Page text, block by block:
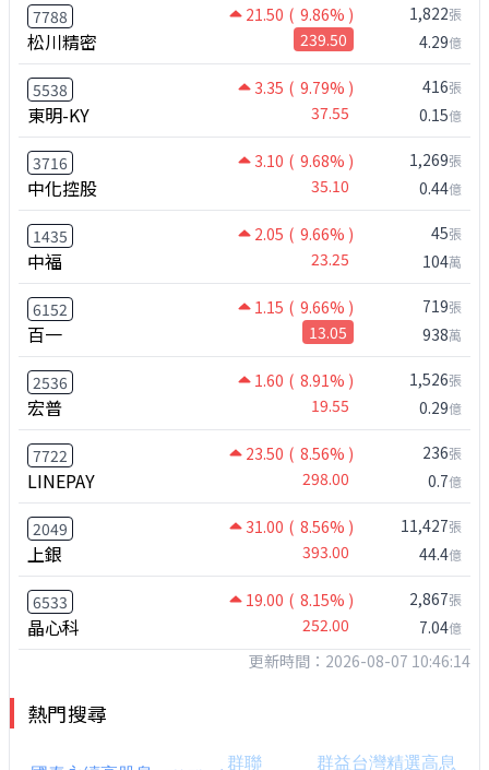
7788 21.50 ( 9.86% )
松川精密 239.50
1,822張
4.29億
5538 3.35 ( 9.79% )
東明-KY 37.55
416張
0.15億
3716 3.10 ( 9.68% )
中化控股 35.10
1,269張
0.44億
1435 2.05 ( 9.66% )
中福 23.25
45張
104萬
6152 1.15 ( 9.66% )
百一 13.05
719張
938萬
2536 1.60 ( 8.91% )
宏普 19.55
1,526張
0.29億
7722 23.50 ( 8.56% )
LINEPAY 298.00
236張
0.7億
2049 31.00 ( 8.56% )
上銀 393.00
11,427張
44.4億
6533 19.00 ( 8.15% )
晶心科 252.00
2,867張
7.04億
更新時間：2026-08-07 10:46:14
熱門搜尋